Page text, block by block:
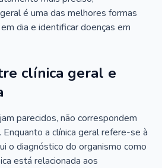
é uma das melhores formas
dia e identificar doenças em
clínica geral e
parecidos, não correspondem
a clínica geral refere-se à
o diagnóstico do organismo como
está relacionada aos